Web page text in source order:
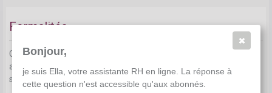
Formalités
Ce document n'est pas disponible dans le cadre de votre
abonnement actuel.
Contactez-nous
pour toute aide
supplémentaire.
Bonjour,
je suis Ella, votre assistante RH en ligne. La réponse à
cette question n'est accessible qu'aux abonnés.